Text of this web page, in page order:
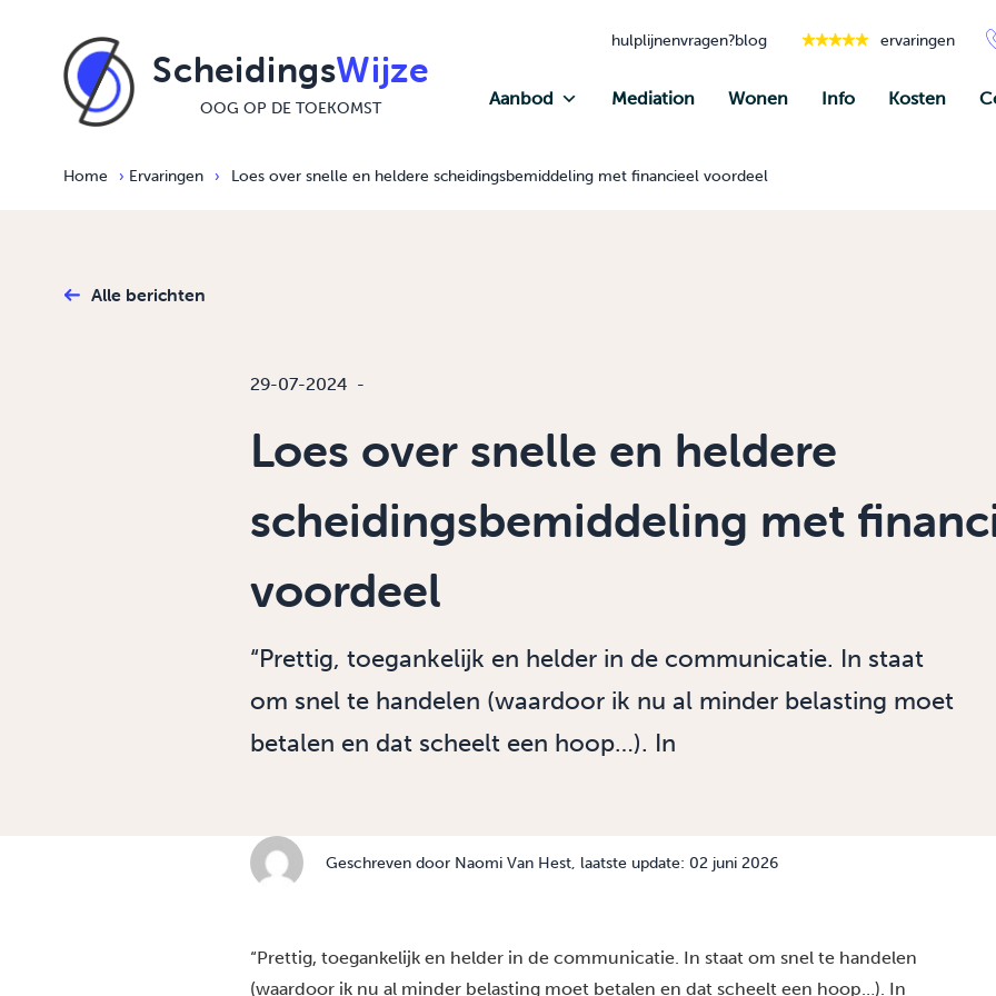
ScheidingsWijze
OOG OP DE TOEKOMST
hulplijnenvragen?blog ervaringen
Aanbod Mediation Wonen Info Kosten
Home › Ervaringen › Loes over snelle en heldere scheidingsbemiddeling met financieel voordeel
Alle berichten
29-07-2024 -
Loes over snelle en heldere
scheidingsbemiddeling met
voordeel
“Prettig, toegankelijk en helder in de communicatie. In staat
om snel te handelen (waardoor ik nu al minder belasting moet
betalen en dat scheelt een hoop…). In
Geschreven door Naomi Van Hest, laatste update: 02 juni 2026
“Prettig, toegankelijk en helder in de communicatie. In staat om snel te handelen
(waardoor ik nu al minder belasting moet betalen en dat scheelt een hoop…). In